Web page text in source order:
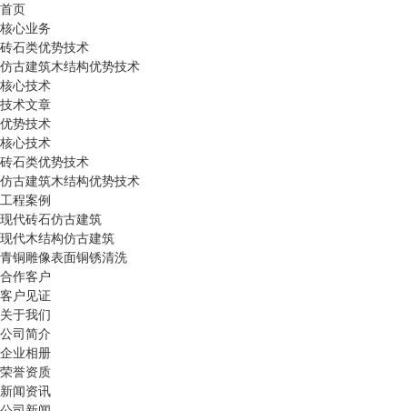
首页
核心业务
砖石类优势技术
仿古建筑木结构优势技术
核心技术
技术文章
优势技术
核心技术
砖石类优势技术
仿古建筑木结构优势技术
工程案例
现代砖石仿古建筑
现代木结构仿古建筑
青铜雕像表面铜锈清洗
合作客户
客户见证
关于我们
公司简介
企业相册
荣誉资质
新闻资讯